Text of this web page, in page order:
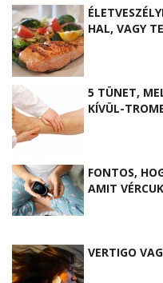
HAL, VAGY
5 TÜNET,
KÍVÜL-
FONTOS,
AMIT
VERTIGO